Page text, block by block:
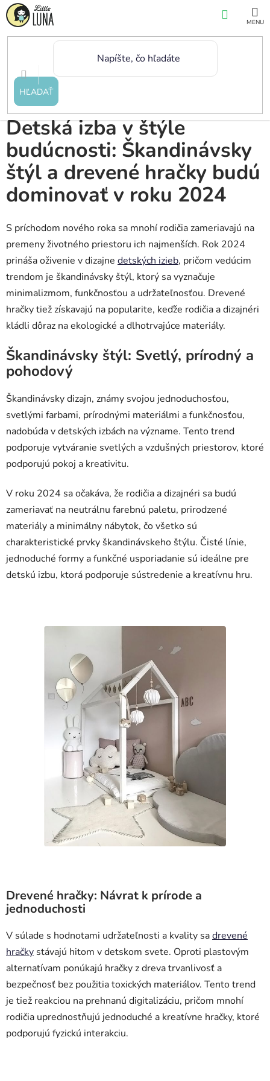
Prejsť
na
HĽADAŤ
KOŠÍK
Domov / Blog / Detská izba v štýle budúcnosti: Škandinávsky štýl a
drevené hračky budú dominovať v roku 2024
Detská izba v štýle
budúcnosti: Škandinávsky
štýl a drevené hračky budú
dominovať v roku 2024
S príchodom nového roka sa mnohí rodičia zameriavajú na
premeny životného priestoru ich najmenších. Rok 2024
prináša oživenie v dizajne detských izieb, pričom vedúcim
trendom je škandinávsky štýl, ktorý sa vyznačuje
minimalizmom, funkčnosťou a udržateľnosťou. Drevené
hračky tiež získavajú na popularite, keďže rodičia a dizajnéri
kládli dôraz na ekologické a dlhotrvajúce materiály.
Škandinávsky štýl: Svetlý, prírodný a
pohodový
Škandinávsky dizajn, známy svojou jednoduchosťou,
svetlými farbami, prírodnými materiálmi a funkčnosťou,
nadobúda v detských izbách na význame. Tento trend
podporuje vytváranie svetlých a vzdušných priestorov, ktoré
podporujú pokoj a kreativitu.
V roku 2024 sa očakáva, že rodičia a dizajnéri sa budú
zameriavať na neutrálnu farebnú paletu, prirodzené
materiály a minimálny nábytok, čo všetko sú
charakteristické prvky škandinávskeho štýlu. Čisté línie,
jednoduché formy a funkčné usporiadanie sú ideálne pre
detskú izbu, ktorá podporuje sústredenie a kreatívnu hru.
Drevené hračky: Návrat k prírode a
jednoduchosti
V súlade s hodnotami udržateľnosti a kvality sadrevené
hračky stávajú hitom v detskom svete. Oproti plastovým
alternatívam ponúkajú hračky z dreva trvanlivosť a
bezpečnosť bez použitia toxických materiálov. Tento trend
je tiež reakciou na prehnanú digitalizáciu, pričom mnohí
rodičia uprednostňujú jednoduché a kreatívne hračky, ktoré
podporujú fyzickú interakciu.